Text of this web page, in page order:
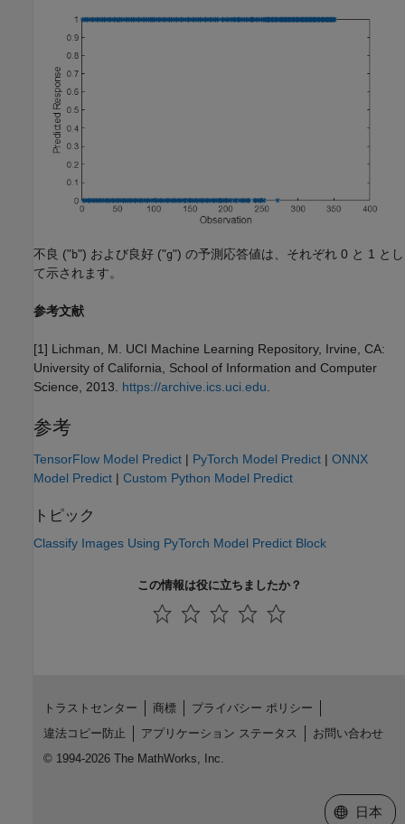
不良 ("b") および良好 ("g") の予測応答値は、それぞれ 0 と 1 とし
て示されます。
参考文献
[1] Lichman, M. UCI Machine Learning Repository, Irvine, CA:
University of California, School of Information and Computer
Science, 2013. https://archive.ics.uci.edu
参考
TensorFlow Model Predict | PyTorch Model Predict | ONNX
Model Predict | Custom Python Model Predict
トピック
Classify Images Using PyTorch Model Predict Block
この情報は役に立ちましたか？
トラストセンター 商標
プライバシー ポリシー
違法コピー防止
アプリケーション ステータス
お問い合わせ
© 1994-2026 The MathWorks, Inc.
Web サイ
日本